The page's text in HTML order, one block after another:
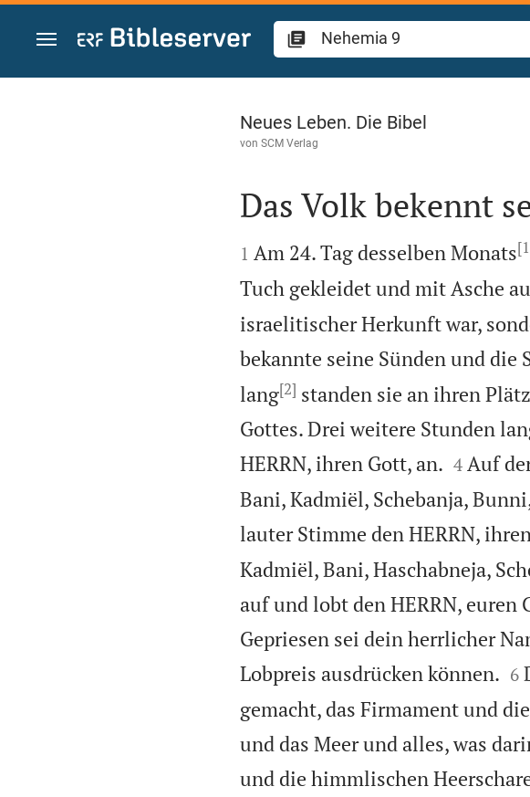
Zum Inhalt springen
Nehemia 9
Neues Leben. Die Bibel
von SCM Verlag

Das Volk bekennt

1 Am 24. Tag desselben Monats
Tuch gekleidet und mit Asche
israelitischer Herkunft war,
bekannte seine Sünden und die
lang[2] standen sie an ihren
Gottes. Drei weitere Stunden
HERRN, ihren Gott, an.
4 Auf
Bani, Kadmiël, Schebanja,
lauter Stimme den HERRN,
Kadmiël, Bani, Haschabneja,
auf und lobt den HERRN,
Gepriesen sei dein herrlicher
Lobpreis ausdrücken können.
6
gemacht, das Firmament und
und das Meer und alles, was
und die himmlischen